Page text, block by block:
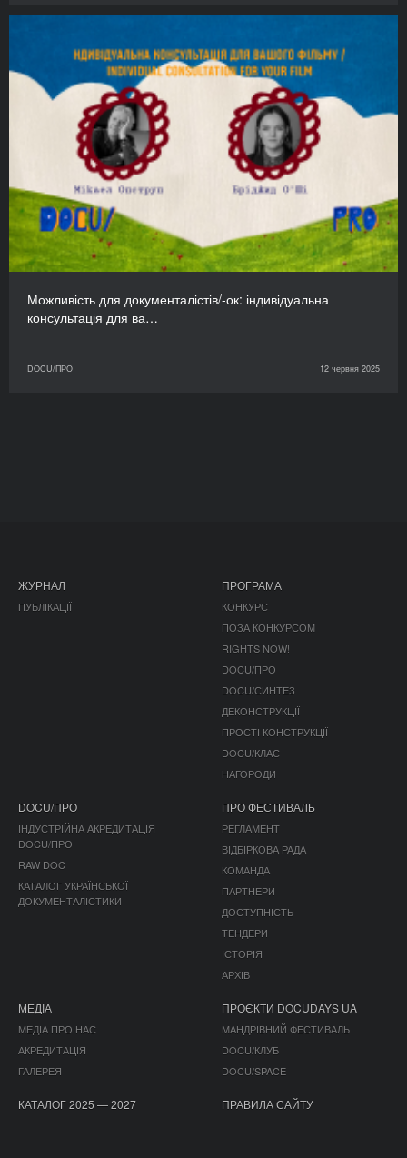
Можливість для документалістів/-ок: індивідуальна
консультація для ва…
DOCU/ПРО 12 червня 2025
ЖУРНАЛ
ПУБЛІКАЦІЇ
ПРОГРАМА
КОНКУРС
ПОЗА КОНКУРСОМ
RIGHTS NOW!
DOCU/ПРО
DOCU/СИНТЕЗ
ДЕКОНСТРУКЦІЇ
ПРОСТІ КОНСТРУКЦІЇ
DOCU/КЛАС
НАГОРОДИ
DOCU/ПРО
ІНДУСТРІЙНА АКРЕДИТАЦІЯ
DOCU/ПРО
RAW DOC
КАТАЛОГ УКРАЇНСЬКОЇ
ДОКУМЕНТАЛІСТИКИ
ПРО ФЕСТИВАЛЬ
РЕГЛАМЕНТ
ВІДБІРКОВА РАДА
КОМАНДА
ПАРТНЕРИ
ДОСТУПНІСТЬ
ТЕНДЕРИ
ІСТОРІЯ
АРХІВ
МЕДІА
МЕДІА ПРО НАС
АКРЕДИТАЦІЯ
ГАЛЕРЕЯ
ПРОЄКТИ DOCUDAYS UA
МАНДРІВНИЙ ФЕСТИВАЛЬ
DOCU/КЛУБ
DOCU/SPACE
КАТАЛОГ 2025 — 2027 ПРАВИЛА САЙТУ